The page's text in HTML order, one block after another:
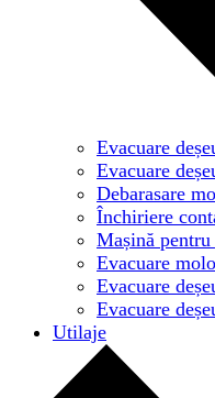
Evacuare
Evacuare
Debarasare
Închiriere
Mașină
Evacuare
Evacuare
Evacuare
Utilaje